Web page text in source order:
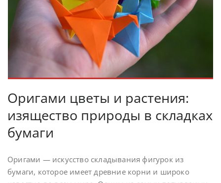
Оригами цветы и растения:
изящество природы в складках
бумаги
Оригами — искусство складывания фигурок из
бумаги, которое имеет древние корни и широко